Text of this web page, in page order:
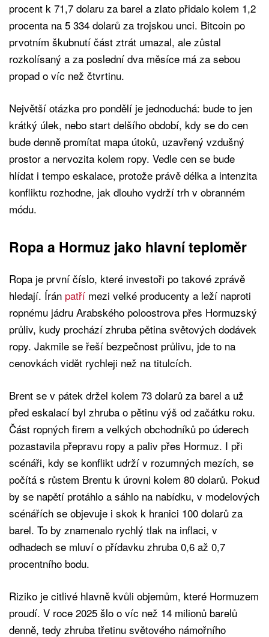
procent k 71,7 dolaru za barel a zlato přidalo kolem 1,2
procenta na 5 334 dolarů za trojskou unci. Bitcoin po
prvotním škubnutí část ztrát umazal, ale zůstal
rozkolísaný a za poslední dva měsíce má za sebou
propad o víc než čtvrtinu.
Největší otázka pro pondělí je jednoduchá: bude to jen
krátký úlek, nebo start delšího období, kdy se do cen
bude denně promítat mapa útoků, uzavřený vzdušný
prostor a nervozita kolem ropy. Vedle cen se bude
hlídat i tempo eskalace, protože právě délka a intenzita
konfliktu rozhodne, jak dlouho vydrží trh v obranném
módu.
Ropa a Hormuz jako hlavní teploměr
Ropa je první číslo, které investoři po takové zprávě
hledají. Írán patří mezi velké producenty a leží naproti
ropnému jádru Arabského poloostrova přes Hormuzský
průliv, kudy prochází zhruba pětina světových dodávek
ropy. Jakmile se řeší bezpečnost průlivu, jde to na
cenovkách vidět rychleji než na titulcích.
Brent se v pátek držel kolem 73 dolarů za barel a už
před eskalací byl zhruba o pětinu výš od začátku roku.
Část ropných firem a velkých obchodníků po úderech
pozastavila přepravu ropy a paliv přes Hormuz. I při
scénáři, kdy se konflikt udrží v rozumných mezích, se
počítá s růstem Brentu k úrovni kolem 80 dolarů. Pokud
by se napětí protáhlo a sáhlo na nabídku, v modelových
scénářích se objevuje i skok k hranici 100 dolarů za
barel. To by znamenalo rychlý tlak na inflaci, v
odhadech se mluví o přídavku zhruba 0,6 až 0,7
procentního bodu.
Riziko je citlivé hlavně kvůli objemům, které Hormuzem
proudí. V roce 2025 šlo o víc než 14 milionů barelů
denně, tedy zhruba třetinu světového námořního